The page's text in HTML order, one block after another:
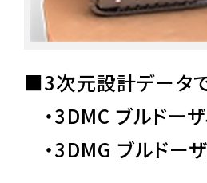
■3次元設計データ
・3DMC ブルドー
・3DMG ブルドー